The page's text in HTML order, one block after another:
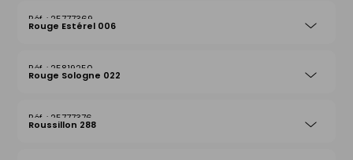
25777369
Rouge Estérel 006
25819250
Rouge Sologne 022
25777376
Roussillon 288